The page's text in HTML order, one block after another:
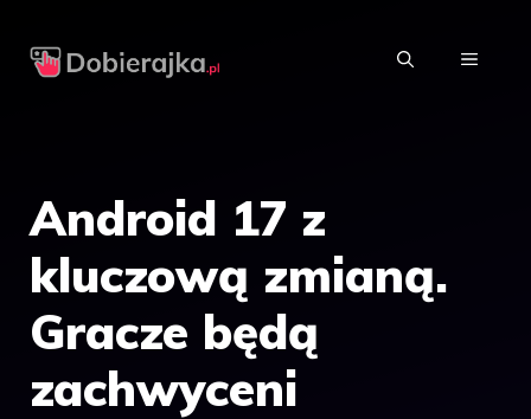
MENU
Android 17 z
kluczową zmianą.
Gracze będą
zachwyceni